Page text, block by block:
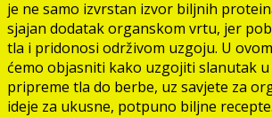
je ne samo izvrstan izvor biljnih
sjajan dodatak organskom vrtu, jer
tla i pridonosi održivom uzgoju. U
ćemo objasniti kako uzgojiti slanutak u
pripreme tla do berbe, uz savjete za
ideje za ukusne, potpuno biljne recepte.